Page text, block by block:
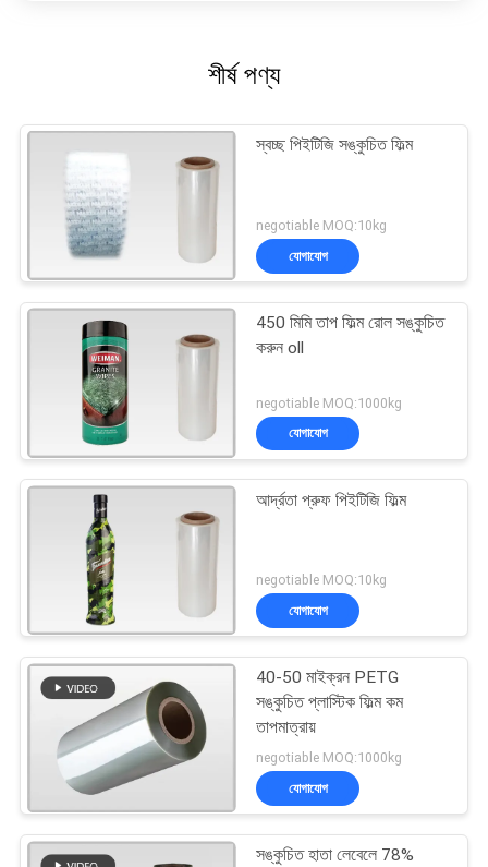
শীর্ষ পণ্য
স্বচ্ছ পিইটিজি সঙ্কুচিত ফিল্ম
negotiable MOQ:10kg
যোগাযোগ
450 মিমি তাপ ফিল্ম রোল সঙ্কুচিত
করুন oll
negotiable MOQ:1000kg
যোগাযোগ
আর্দ্রতা প্রুফ পিইটিজি ফিল্ম
negotiable MOQ:10kg
যোগাযোগ
40-50 মাইক্রন PETG
সঙ্কুচিত প্লাস্টিক ফিল্ম কম
তাপমাত্রায়
negotiable MOQ:1000kg
যোগাযোগ
সঙ্কুচিত হাতা লেবেলে 78%